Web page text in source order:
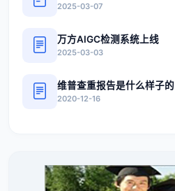
2025-03-07
万方AIGC检测系统上线
2025-03-03
维普查重报告是什么样子的
2020-12-16